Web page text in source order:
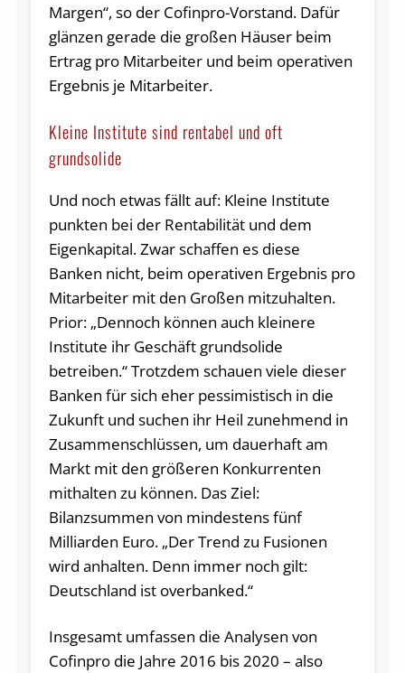
Margen“, so der Cofinpro-Vorstand. Dafür
glänzen gerade die großen Häuser beim
Ertrag pro Mitarbeiter und beim operativen
Ergebnis je Mitarbeiter.
Kleine Institute sind rentabel und oft
grundsolide
Und noch etwas fällt auf: Kleine Institute
punkten bei der Rentabilität und dem
Eigenkapital. Zwar schaffen es diese
Banken nicht, beim operativen Ergebnis pro
Mitarbeiter mit den Großen mitzuhalten.
Prior: „Dennoch können auch kleinere
Institute ihr Geschäft grundsolide
betreiben.“ Trotzdem schauen viele dieser
Banken für sich eher pessimistisch in die
Zukunft und suchen ihr Heil zunehmend in
Zusammenschlüssen, um dauerhaft am
Markt mit den größeren Konkurrenten
mithalten zu können. Das Ziel:
Bilanzsummen von mindestens fünf
Milliarden Euro. „Der Trend zu Fusionen
wird anhalten. Denn immer noch gilt:
Deutschland ist overbanked.“
Insgesamt umfassen die Analysen von
Cofinpro die Jahre 2016 bis 2020 – also